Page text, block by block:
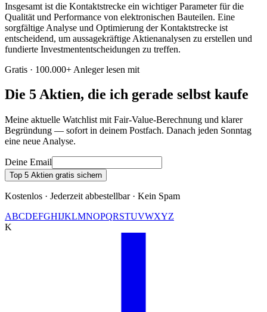
Insgesamt ist die Kontaktstrecke ein wichtiger Parameter für die
Qualität und Performance von elektronischen Bauteilen. Eine
sorgfältige Analyse und Optimierung der Kontaktstrecke ist
entscheidend, um aussagekräftige Aktienanalysen zu erstellen und
fundierte Investmententscheidungen zu treffen.
Gratis · 100.000+ Anleger lesen mit
Die 5 Aktien, die ich gerade selbst kaufe
Meine aktuelle Watchlist mit Fair-Value-Berechnung und klarer
Begründung — sofort in deinem Postfach. Danach jeden Sonntag
eine neue Analyse.
Deine Email
Top 5 Aktien gratis sichern
Kostenlos · Jederzeit abbestellbar · Kein Spam
ABCDEFGHIJKLMNOPQRSTUVWXYZ
K